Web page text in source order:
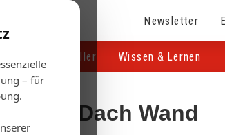
– für
Newsletter
Handel & Hersteller Wissen & Lernen
Dach Wand